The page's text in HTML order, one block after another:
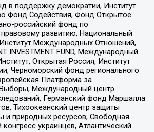
в поддержку демократии, Институт
Фонд Содействия, Фонд Открытое
российский фонд по
развитию, Национальный
Международных Отношений,
INVESTMENT FUND, Международный
Открытая Россия, Институт
Черноморский фонд регионального
Платформа за
Международный центр
Германский фонд Маршалла
Тихоокеанский центр защиты
природных ресурсов, Свободная
украинцев, Атлантический